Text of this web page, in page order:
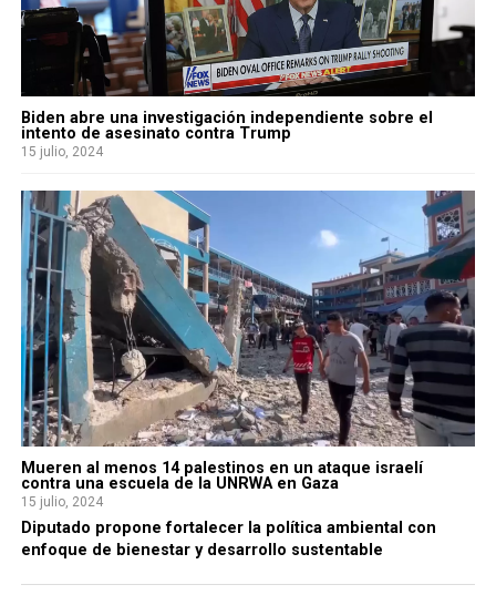
Biden abre una investigación independiente sobre el
intento de asesinato contra Trump
15 julio, 2024
Mueren al menos 14 palestinos en un ataque israelí
contra una escuela de la UNRWA en Gaza
15 julio, 2024
Diputado propone fortalecer la política ambiental con
enfoque de bienestar y desarrollo sustentable